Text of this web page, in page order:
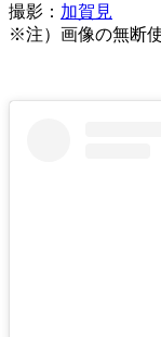
撮影： 加賀見
※注）画像の無断